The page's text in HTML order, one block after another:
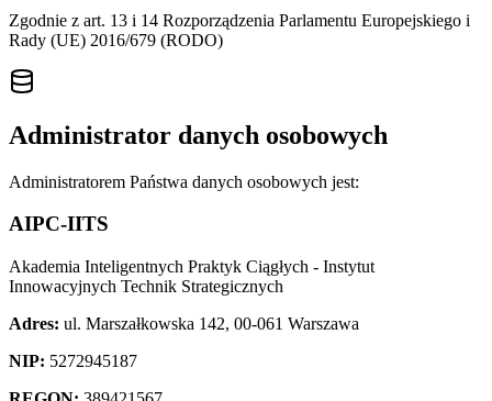
Zgodnie z art. 13 i 14 Rozporządzenia Parlamentu Europejskiego i
Rady (UE) 2016/679 (RODO)
Administrator danych osobowych
Administratorem Państwa danych osobowych jest:
AIPC-IITS
Akademia Inteligentnych Praktyk Ciągłych - Instytut
Innowacyjnych Technik Strategicznych
Adres: ul. Marszałkowska 142, 00-061 Warszawa
NIP: 5272945187